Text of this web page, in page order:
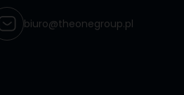
biuro@theonegroup.pl